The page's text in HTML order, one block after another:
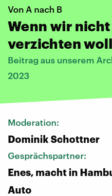
Von A nach B
Wenn wir
verzichten
Beitrag aus unserem
2023
Moderation:
Dominik Schottner
Gesprächspartner:
Enes, macht in
Auto